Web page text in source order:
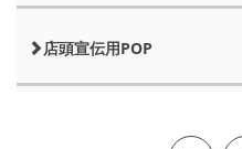
店頭宣伝用POP